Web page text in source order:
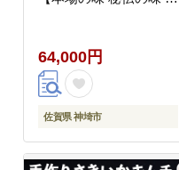
64,000円
佐賀県 神埼市